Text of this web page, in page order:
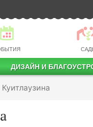
ДИЗАЙН И
Куитлаузина